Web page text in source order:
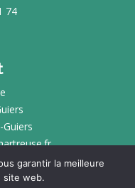
74
garantir la meilleure
site web.